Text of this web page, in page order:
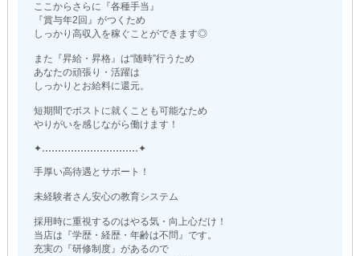
ここからさらに『各種手当』
『賞与年2回』がつくため
しっかり高収入を稼ぐことができます◎
また『昇給・昇格』は“随時”行うため
あなたの頑張り・活躍は
しっかりとお給料に還元。
短期間でポストに就くことも可能なため
やりがいを感じながら働けます！
✦‥‥‥‥‥‥‥‥‥‥‥‥‥‥‥✦
手厚い高待遇とサポート！
未経験者さん安心の教育システム
採用時に重視するのはやる気・向上心だけ！
当店は『学歴・経歴・年齢は不問』です。
充実の『研修制度』があるので